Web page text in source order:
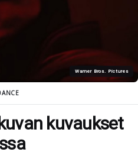
Warner Bros. Pictures
kuvaukset